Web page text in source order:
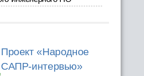
Проект «Народное
САПР-интервью»